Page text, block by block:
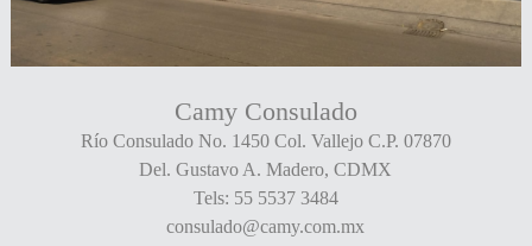
Camy Consulado
Río Consulado No. 1450 Col. Vallejo C.P. 07870
Del. Gustavo A. Madero, CDMX
Tels: 55 5537 3484
consulado@camy.com.mx